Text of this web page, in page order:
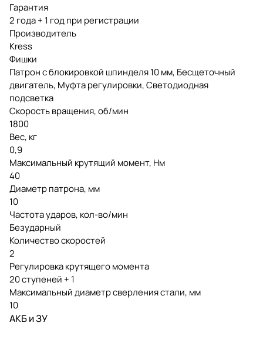
Гарантия
2 года + 1 год при регистрации
Производитель
Kress
Фишки
Патрон с блокировкой шпинделя 10 мм, Бесщеточный
двигатель, Муфта регулировки, Светодиодная
подсветка
Скорость вращения, об/мин
1800
Вес, кг
0,9
Максимальный крутящий момент, Нм
40
Диаметр патрона, мм
10
Частота ударов, кол-во/мин
Безударный
Количество скоростей
2
Регулировка крутящего момента
20 ступеней + 1
Максимальный диаметр сверления стали, мм
10
АКБ и ЗУ